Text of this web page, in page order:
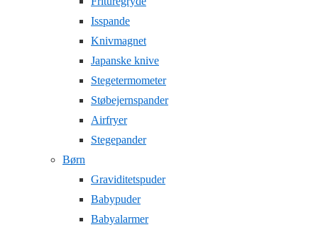
Isspande
Knivmagnet
Japanske knive
Stegetermometer
Støbejernspander
Airfryer
Stegepander
Børn
Graviditetspuder
Babypuder
Babyalarmer